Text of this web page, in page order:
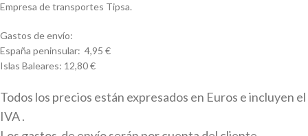
Empresa de transportes Tipsa.
Gastos de envío:
España peninsular: 4,95 €
Islas Baleares: 12,80 €
Todos los precios están expresados en Euros e incluyen el
IVA .